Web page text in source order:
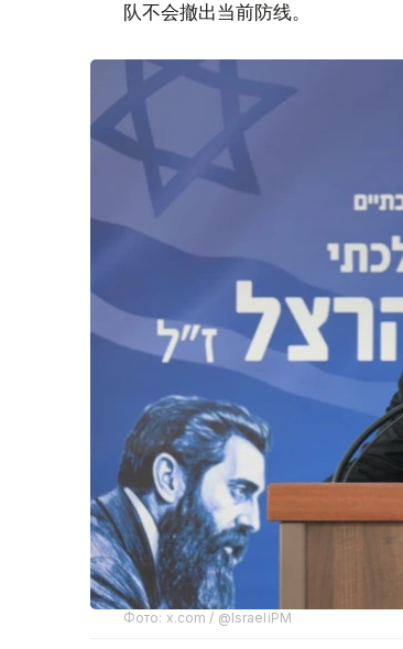
队不会撤出当前防线。
Фото: x.com / @IsraeliPM